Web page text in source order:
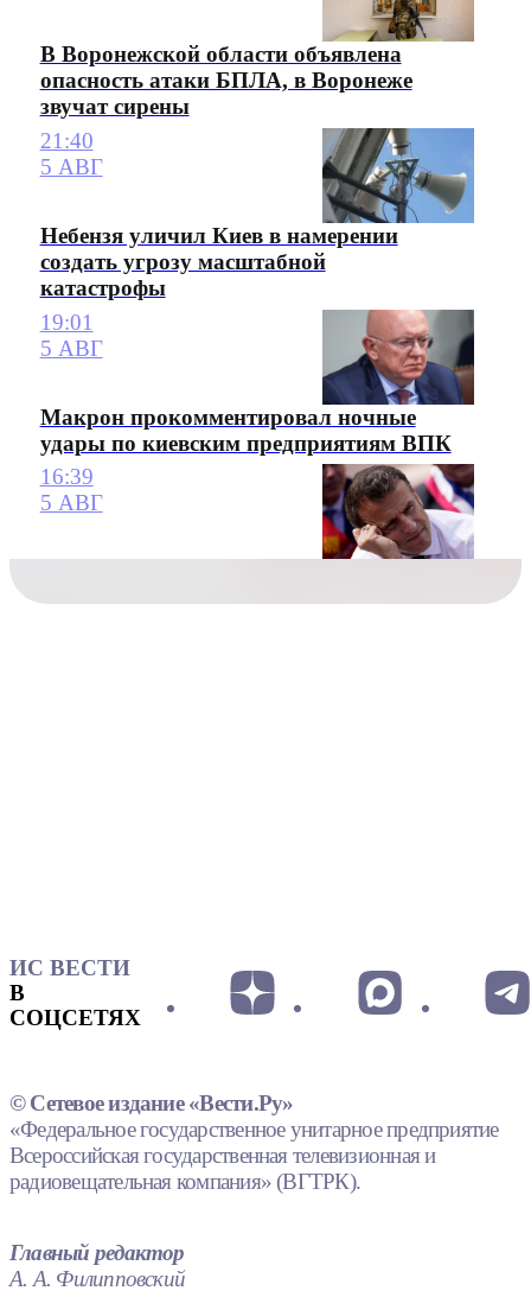
В Воронежской области объявлена
опасность атаки БПЛА, в Воронеже
звучат сирены
21:40
5 АВГ
Небензя уличил Киев в намерении
создать угрозу масштабной
катастрофы
19:01
5 АВГ
Макрон прокомментировал ночные
удары по киевским предприятиям ВПК
16:39
5 АВГ
ИС ВЕСТИ
В
СОЦСЕТЯХ
© Сетевое издание «Вести.Ру»
«Федеральное государственное унитарное предприятие
Всероссийская государственная телевизионная и
радиовещательная компания» (ВГТРК).
Главный редактор
А. А. Филипповский